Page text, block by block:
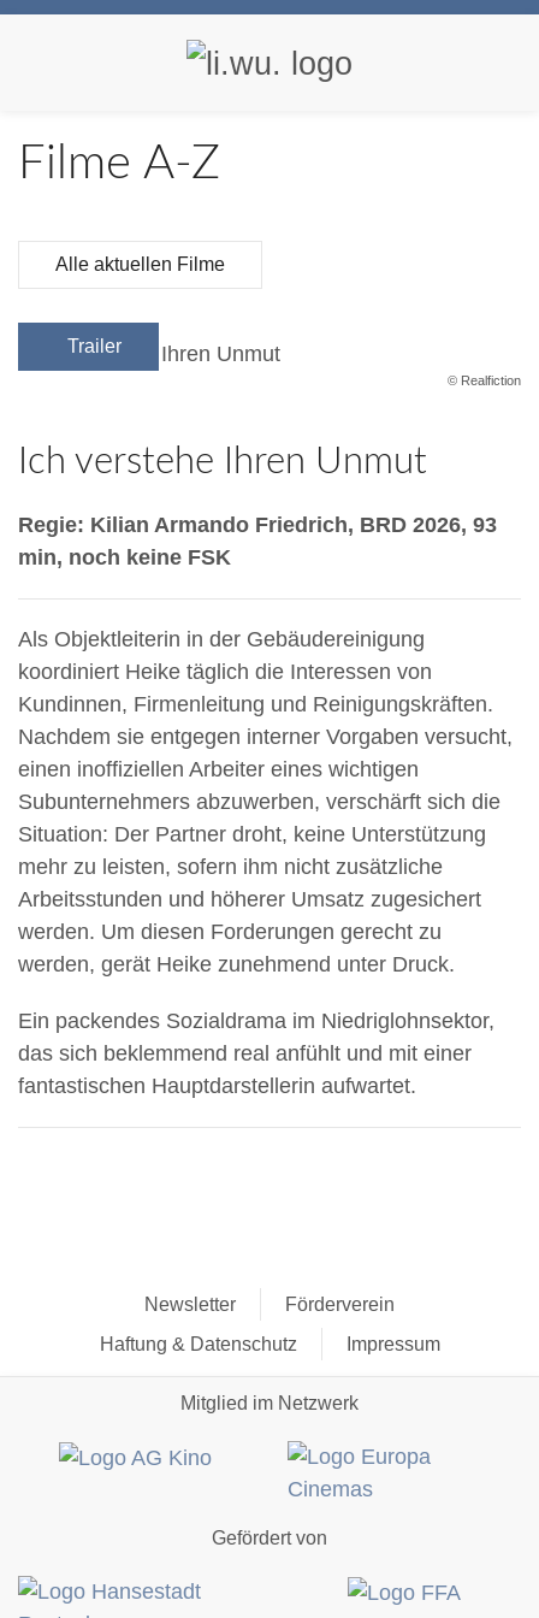
Filme A-Z
Alle aktuellen Filme
Trailer
© Realfiction
Ich verstehe Ihren Unmut
Regie: Kilian Armando Friedrich, BRD 2026, 93
min, noch keine FSK
Als Objektleiterin in der Gebäudereinigung
koordiniert Heike täglich die Interessen von
Kundinnen, Firmenleitung und Reinigungskräften.
Nachdem sie entgegen interner Vorgaben versucht,
einen inoffiziellen Arbeiter eines wichtigen
Subunternehmers abzuwerben, verschärft sich die
Situation: Der Partner droht, keine Unterstützung
mehr zu leisten, sofern ihm nicht zusätzliche
Arbeitsstunden und höherer Umsatz zugesichert
werden. Um diesen Forderungen gerecht zu
werden, gerät Heike zunehmend unter Druck.
Ein packendes Sozialdrama im Niedriglohnsektor,
das sich beklemmend real anfühlt und mit einer
fantastischen Hauptdarstellerin aufwartet.
Newsletter
Förderverein
Haftung & Datenschutz
Impressum
Mitglied im Netzwerk
Gefördert von